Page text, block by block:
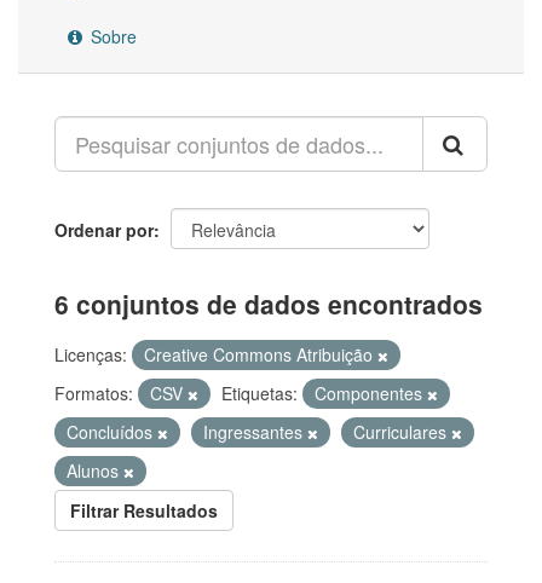
Sobre
Ordenar por
6 conjuntos de dados encontrados
Licenças:
Creative Commons Atribuição
Formatos:
CSV Etiquetas:
Componentes
Concluídos
Ingressantes
Curriculares
Alunos
Filtrar Resultados